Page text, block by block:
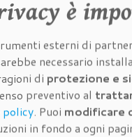
dell'immobile da
da
è
esterni di
necessario
di protezione e
preventivo al
policy. Puoi modificare
in fondo a ogni